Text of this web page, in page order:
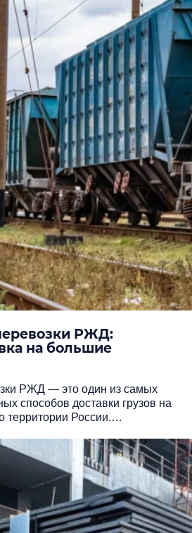
РЖД:
на большие
РЖД — это один из самых
способов доставки грузов на
территории России.…